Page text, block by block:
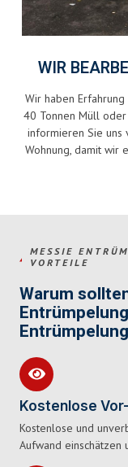
WIR
Wir haben
40 Tonnen Müll
informieren Sie
Wohnung, damit wir
MESSIE
VORTEILE
Warum
Kostenlose
Kostenlose und
Aufwand einschätzen